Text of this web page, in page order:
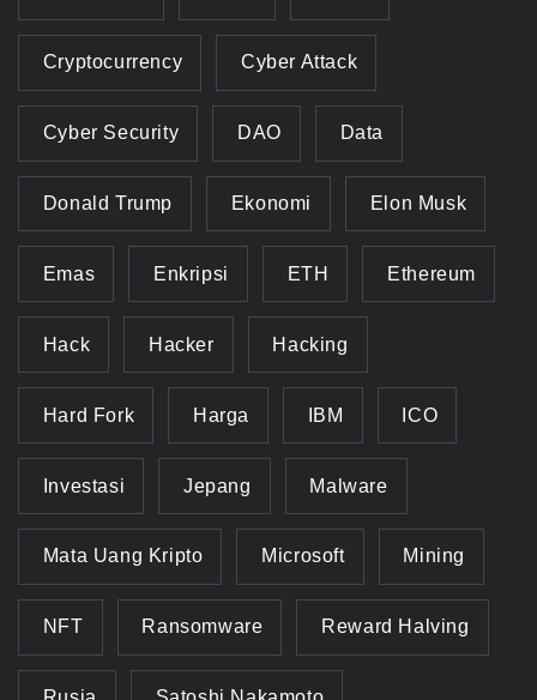
Cryptocurrency Cyber Attack
Cyber Security DAO Data
Donald Trump Ekonomi Elon Musk
Emas Enkripsi ETH Ethereum
Hack Hacker Hacking
Hard Fork Harga IBM ICO
Investasi Jepang Malware
Mata Uang Kripto Microsoft Mining
NFT Ransomware Reward Halving